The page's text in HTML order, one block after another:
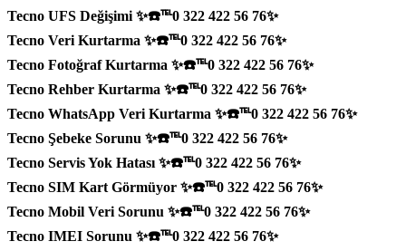
Tecno UFS Değişimi ✨☎️℡0 322 422 56 76✨
Tecno Veri Kurtarma ✨☎️℡0 322 422 56 76✨
Tecno Fotoğraf Kurtarma ✨☎️℡0 322 422 56 76✨
Tecno Rehber Kurtarma ✨☎️℡0 322 422 56 76✨
Tecno WhatsApp Veri Kurtarma ✨☎️℡0 322 422 56 76✨
Tecno Şebeke Sorunu ✨☎️℡0 322 422 56 76✨
Tecno Servis Yok Hatası ✨☎️℡0 322 422 56 76✨
Tecno SIM Kart Görmüyor ✨☎️℡0 322 422 56 76✨
Tecno Mobil Veri Sorunu ✨☎️℡0 322 422 56 76✨
Tecno IMEI Sorunu ✨☎️℡0 322 422 56 76✨